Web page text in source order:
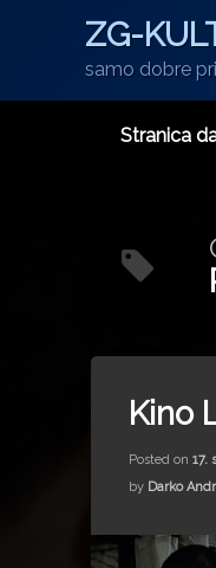
ZG-
samo dobre
Stranica
Kino
Posted on 17.
by Darko
Clode Lelouch
Doktor Živago
Ennis Del Mar
Indexi